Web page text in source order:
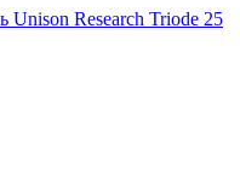
Research Triode 25